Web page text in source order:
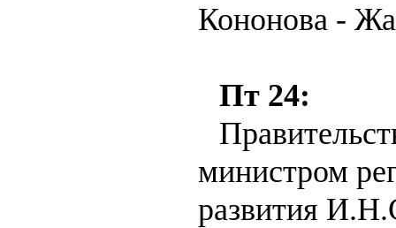
Кононова -
Пт 24:
министром
развития